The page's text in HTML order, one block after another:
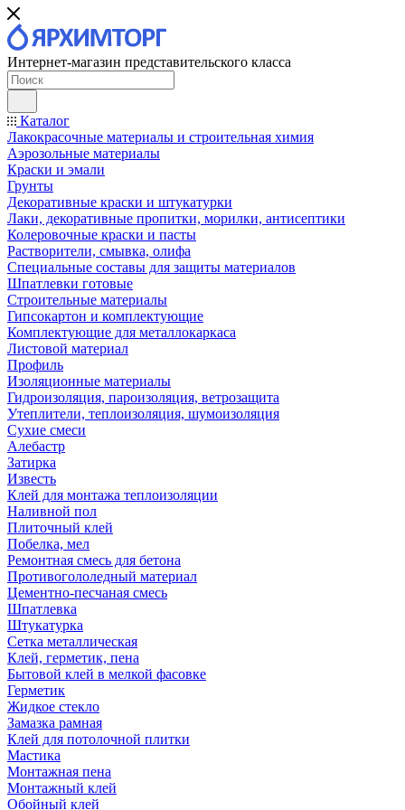
Интернет-магазин представительского класса
Каталог
Лакокрасочные материалы и строительная химия
Аэрозольные материалы
Краски и эмали
Грунты
Декоративные краски и штукатурки
Лаки, декоративные пропитки, морилки, антисептики
Колеровочные краски и пасты
Растворители, смывка, олифа
Специальные составы для защиты материалов
Шпатлевки готовые
Строительные материалы
Гипсокартон и комплектующие
Комплектующие для металлокаркаса
Листовой материал
Профиль
Изоляционные материалы
Гидроизоляция, пароизоляция, ветрозащита
Утеплители, теплоизоляция, шумоизоляция
Сухие смеси
Алебастр
Затирка
Известь
Клей для монтажа теплоизоляции
Наливной пол
Плиточный клей
Побелка, мел
Ремонтная смесь для бетона
Противогололедный материал
Цементно-песчаная смесь
Шпатлевка
Штукатурка
Сетка металлическая
Клей, герметик, пена
Бытовой клей в мелкой фасовке
Герметик
Жидкое стекло
Замазка рамная
Клей для потолочной плитки
Мастика
Монтажная пена
Монтажный клей
Обойный клей